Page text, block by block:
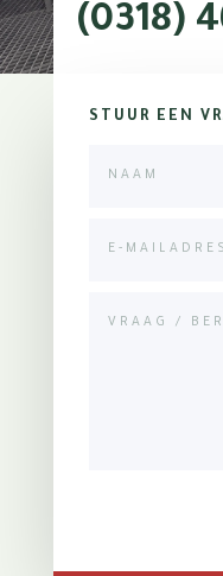
(0318)
STUUR EEN